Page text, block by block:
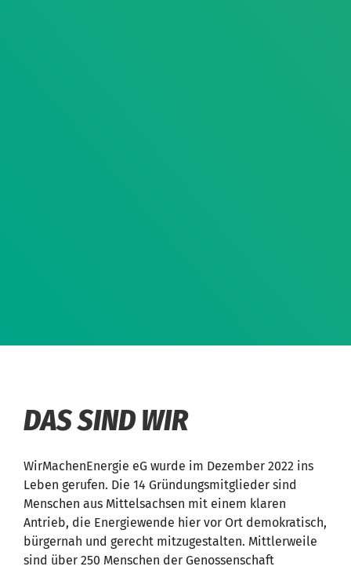
DAS SIND WIR
WirMachenEnergie eG wurde im Dezember 2022 ins
Leben gerufen. Die 14 Gründungsmitglieder sind
Menschen aus Mittelsachsen mit einem klaren
Antrieb, die Energiewende hier vor Ort demokratisch,
bürgernah und gerecht mitzugestalten. Mittlerweile
sind über 250 Menschen der Genossenschaft